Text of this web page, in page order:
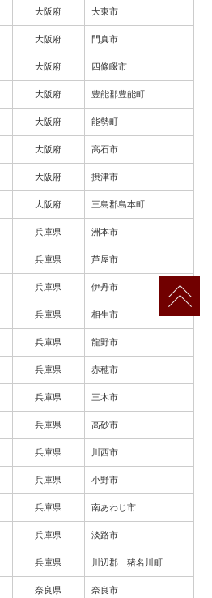
大阪府 大東市
大阪府 門真市
大阪府 四條畷市
大阪府 豊能郡豊能町
大阪府 能勢町
大阪府 高石市
大阪府 摂津市
大阪府 三島郡島本町
兵庫県 洲本市
兵庫県 芦屋市
兵庫県 伊丹市
兵庫県 相生市
兵庫県 龍野市
兵庫県 赤穂市
兵庫県 三木市
兵庫県 高砂市
兵庫県 川西市
兵庫県 小野市
兵庫県 南あわじ市
兵庫県 淡路市
兵庫県 川辺郡 猪名川町
奈良県 奈良市